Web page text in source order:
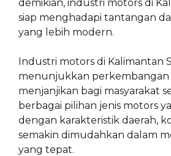
demikian, industri motors di
siap menghadapi tantangan
yang lebih modern.
Industri motors di Kalimantan
menunjukkan perkembangan
menjanjikan bagi masyarakat
berbagai pilihan jenis motors
dengan karakteristik daerah,
semakin dimudahkan dalam
yang tepat.